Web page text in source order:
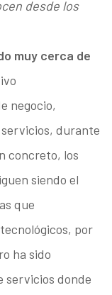
desde los
muy cerca de
negocio,
durante
concreto, los
siendo el
que
por
ha sido
servicios donde